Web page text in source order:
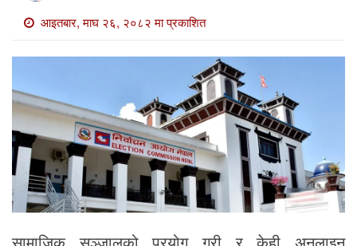
आइतबार, माघ २६, २०८२ मा प्रकाशित